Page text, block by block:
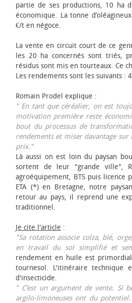
partie de ses productions, 10 ha
économique. La tonne
€/t en négoce.
La vente en circuit court de ce
les 20 ha concernés sont triés,
résidus sont mis en tourteaux. Ce
Les rendements sont les suivants :
Romain Prodel explique :
" En tant que céréalier, on est
motivation première reste
bout du processus de
rendements et miser davantage
prix."
Là aussi on est loin du paysan
sortent de leur "grande ville",
agroéquipement, BTS puis licence
ETA (*) en Bretagne, notre
retour au pays, il reprend une
traditionnel.
Je cite l'article :
"Sa rotation associe colza, blé,
en travail du sol simplifié et
rendement en huile est
tournesol. L'itinéraire technique
d'insecticide.
" C’est un argument de vente. Si
argilo-limoneuses ont du